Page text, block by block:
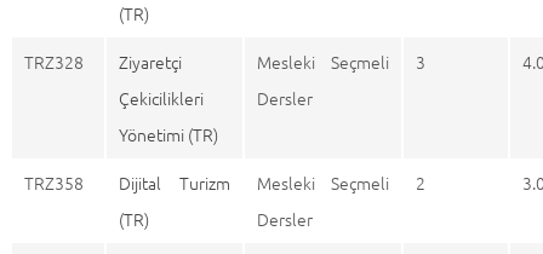
(TR)
TRZ328
Ziyaretçi
Çekicilikleri
Yönetimi (TR)
Mesleki Seçmeli
Dersler
3
TRZ358
Dijital Turizm
(TR)
Mesleki Seçmeli
Dersler
2